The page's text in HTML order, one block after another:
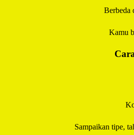
Berbeda
Kamu
Sampaikan tipe,